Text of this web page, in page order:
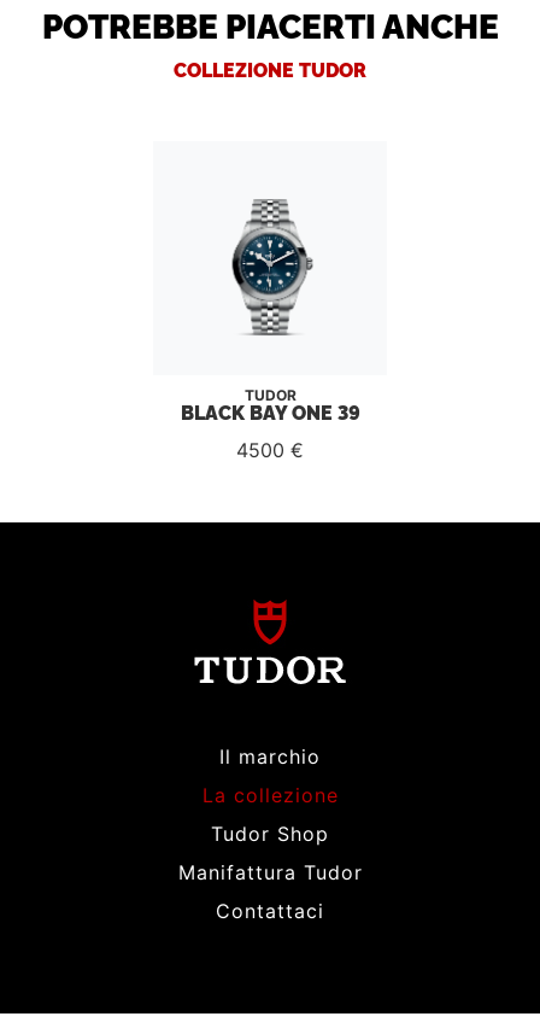
POTREBBE PIACERTI ANCHE
COLLEZIONE TUDOR
TUDOR
BLACK BAY ONE 39
4500 €
Il marchio
La collezione
Tudor Shop
Manifattura Tudor
Contattaci